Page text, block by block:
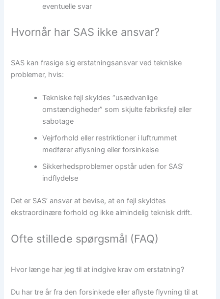
eventuelle svar
Hvornår har SAS ikke ansvar?
SAS kan frasige sig erstatningsansvar ved tekniske
problemer, hvis:
Tekniske fejl skyldes “usædvanlige
omstændigheder” som skjulte fabriksfejl eller
sabotage
Vejrforhold eller restriktioner i luftrummet
medfører aflysning eller forsinkelse
Sikkerhedsproblemer opstår uden for SAS’
indflydelse
Det er SAS’ ansvar at bevise, at en fejl skyldtes
ekstraordinære forhold og ikke almindelig teknisk drift.
Ofte stillede spørgsmål (FAQ)
Hvor længe har jeg til at indgive krav om erstatning?
Du har tre år fra den forsinkede eller aflyste flyvning til at